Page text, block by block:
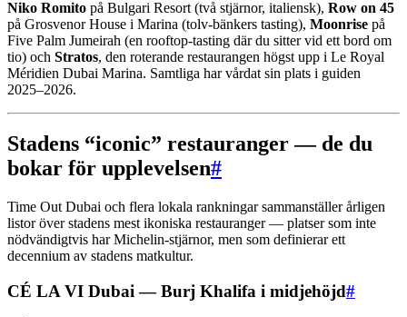
Niko Romito på Bulgari Resort (två stjärnor, italiensk), Row on 45
på Grosvenor House i Marina (tolv-bänkers tasting), Moonrise på
Five Palm Jumeirah (en rooftop-tasting där du sitter vid ett bord om
tio) och Stratos, den roterande restaurangen högst upp i Le Royal
Méridien Dubai Marina. Samtliga har vårdat sin plats i guiden
2025–2026.
Stadens “iconic” restauranger — de du
bokar för upplevelsen#
Time Out Dubai och flera lokala rankningar sammanställer årligen
listor över stadens mest ikoniska restauranger — platser som inte
nödvändigtvis har Michelin-stjärnor, men som definierar ett
decennium av stadens matkultur.
CÉ LA VI Dubai — Burj Khalifa i midjehöjd#